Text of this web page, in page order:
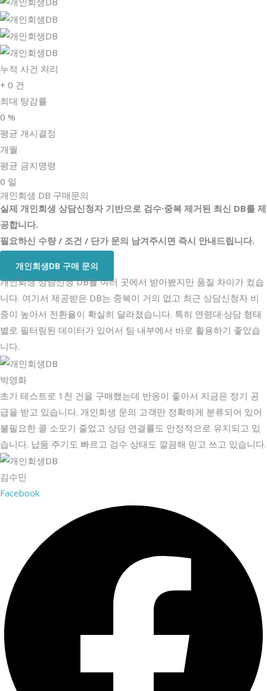
누적 사건 처리
+ 0 건
최대 탕감률
0 %
평균 개시결정
개월
평균 금지명령
0 일
개인회생 DB 구매문의
실제 개인회생 상담신청자 기반으로 검수·중복 제거된 최신 DB를 제
공합니다.
필요하신 수량 / 조건 / 단가 문의 남겨주시면 즉시 안내드립니다.
개인회생DB 구매 문의
개인회생 상담신청 DB를 여러 곳에서 받아봤지만 품질 차이가 컸습
니다. 여기서 제공받은 DB는 중복이 거의 없고 최근 상담신청자 비
중이 높아서 전환율이 확실히 달라졌습니다. 특히 연령대·상담 형태
별로 필터링된 데이터가 있어서 팀 내부에서 바로 활용하기 좋았습
니다.
박영화
초기 테스트로 1천 건을 구매했는데 반응이 좋아서 지금은 정기 공
급을 받고 있습니다. 개인회생 문의 고객만 정확하게 분류되어 있어
불필요한 콜 소모가 줄었고 상담 연결률도 안정적으로 유지되고 있
습니다. 납품 주기도 빠르고 검수 상태도 깔끔해 믿고 쓰고 있습니다.
김수민
Facebook